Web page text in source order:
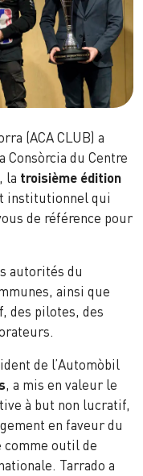
(ACA CLUB) a
Consòrcia du Centre
la troisième édition
institutionnel qui
de référence pour
autorités du
ainsi que
des pilotes, des
de l’Automòbil
, a mis en valeur le
à but non lucratif,
en faveur du
comme outil de
Tarrado a